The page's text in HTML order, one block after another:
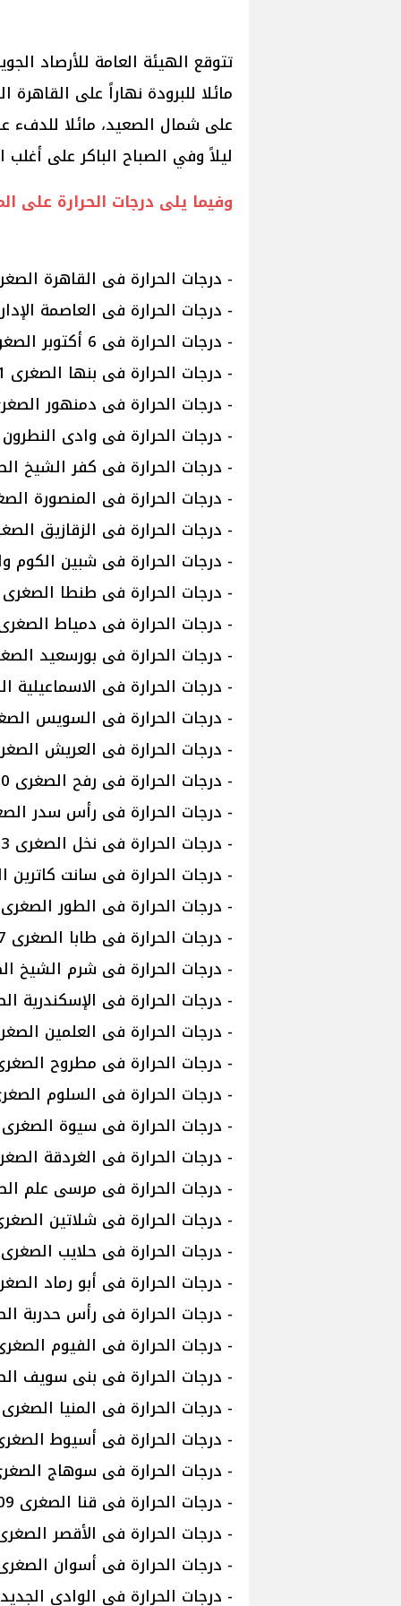
مائلا للبرودة نهاراً على
على شمال الصعيد، مائلا للدفء
ليلاً وفي الصباح الباكر على أغلب
وفيما يلى درجات الحرارة على
- درجات الحرارة فى القاهرة الصغرى 11
- درجات الحرارة فى العاصمة الإدارية
- درجات الحرارة فى 6 أكتوبر الصغرى 10 والعظمى 18
- درجات الحرارة فى بنها الصغرى 11 والعظمى 17
- درجات الحرارة فى دمنهور الصغرى 11
- درجات الحرارة فى وادى النطرون الصغرى
- درجات الحرارة فى كفر الشيخ الصغرى 11
- درجات الحرارة فى المنصورة الصغرى 10
- درجات الحرارة فى الزقازيق الصغرى 11
- درجات الحرارة فى شبين الكوم والصغرى 10
- درجات الحرارة فى طنطا الصغرى 10 والعظمى
- درجات الحرارة فى دمياط الصغرى 12 والعظمى
- درجات الحرارة فى بورسعيد الصغرى 12
- درجات الحرارة فى الاسماعيلية الصغرى 10
- درجات الحرارة فى السويس الصغرى 10
- درجات الحرارة فى العريش الصغرى 11
- درجات الحرارة فى رفح الصغرى 10 والعظمى 16
- درجات الحرارة فى رأس سدر الصغرى 11
- درجات الحرارة فى نخل الصغرى 03 العظمى 15
- درجات الحرارة فى سانت كاترين الصغرى 00
- درجات الحرارة فى الطور الصغرى 12 والعظمى
- درجات الحرارة فى طابا الصغرى 07 والعظمى 15
- درجات الحرارة فى شرم الشيخ الصغرى 13
- درجات الحرارة فى الإسكندرية الصغرى 10
- درجات الحرارة فى العلمين الصغرى 11
- درجات الحرارة فى مطروح الصغرى 12
- درجات الحرارة فى السلوم الصغرى 11
- درجات الحرارة فى سيوة الصغرى 07 والعظمى
- درجات الحرارة فى الغردقة الصغرى 12
- درجات الحرارة فى مرسى علم الصغرى 14
- درجات الحرارة فى شلاتين الصغرى 16
- درجات الحرارة فى حلايب الصغرى 17 والعظمى
- درجات الحرارة فى أبو رماد الصغرى 16
- درجات الحرارة فى رأس حدربة الصغرى 16
- درجات الحرارة فى الفيوم الصغرى 09
- درجات الحرارة فى بنى سويف الصغرى 07
- درجات الحرارة فى المنيا الصغرى 06 والعظمى
- درجات الحرارة فى أسيوط الصغرى 06
- درجات الحرارة فى سوهاج الصغرى 08
- درجات الحرارة فى قنا الصغرى 09 والعظمى 22
- درجات الحرارة فى الأقصر الصغرى 09
- درجات الحرارة فى أسوان الصغرى 11 والعظمى
- درجات الحرارة فى الوادى الجديد الصغرى